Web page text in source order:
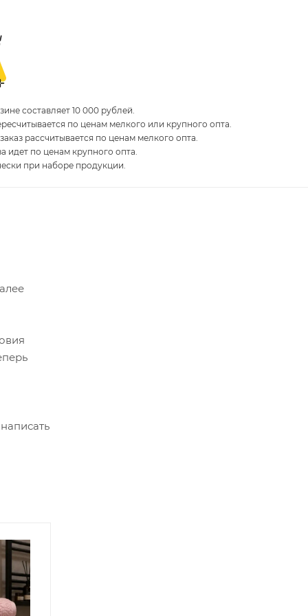
составляет 10 000 рублей.
по ценам мелкого или крупного опта.
рассчитывается по ценам мелкого опта.
идет по ценам крупного опта.
при наборе продукции.